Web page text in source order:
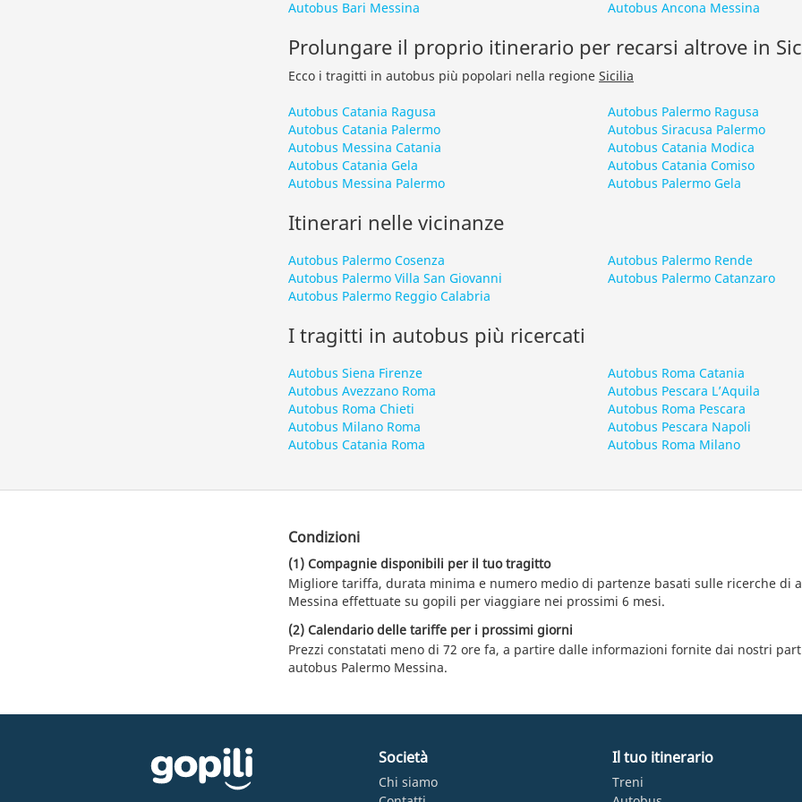
Autobus Bari Messina Autobus Ancona Messina
Prolungare il proprio itinerario per recarsi altrove in
Ecco i tragitti in autobus più popolari nella regione Sicilia
Autobus Catania Ragusa
Autobus Catania Palermo
Autobus Messina Catania
Autobus Catania Gela
Autobus Messina Palermo
Autobus Palermo Ragusa
Autobus Siracusa Palermo
Autobus Catania Modica
Autobus Catania Comiso
Autobus Palermo Gela
Itinerari nelle vicinanze
Autobus Palermo Cosenza
Autobus Palermo Villa San Giovanni
Autobus Palermo Reggio Calabria
Autobus Palermo Rende
Autobus Palermo Catanzaro
I tragitti in autobus più ricercati
Autobus Siena Firenze
Autobus Avezzano Roma
Autobus Roma Chieti
Autobus Milano Roma
Autobus Catania Roma
Autobus Roma Catania
Autobus Pescara L’Aquila
Autobus Roma Pescara
Autobus Pescara Napoli
Autobus Roma Milano
Condizioni
(1) Compagnie disponibili per il tuo tragitto
Migliore tariffa, durata minima e numero medio di partenze basati sulle ricerche di
Messina effettuate su gopili per viaggiare nei prossimi 6 mesi.
(2) Calendario delle tariffe per i prossimi giorni
Prezzi constatati meno di 72 ore fa, a partire dalle informazioni fornite dai nostri
autobus Palermo Messina.
Società
Chi siamo
Il tuo itinerario
Treni